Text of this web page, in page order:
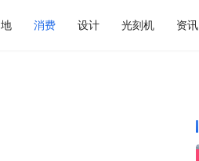
消费 设计 光刻机 资讯